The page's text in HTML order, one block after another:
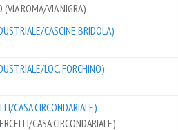
(VIA ROMA/VIA NIGRA)
CASCINE BRIDOLA)
LOC. FORCHINO)
CASA CIRCONDARIALE)
CASA CIRCONDARIALE)